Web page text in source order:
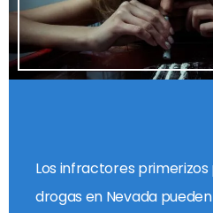
Los infractores
drogas en Nevada